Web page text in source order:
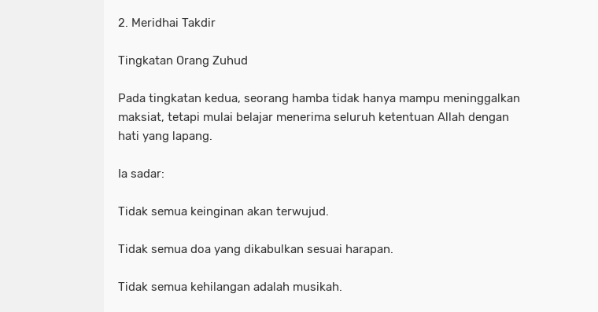
2. Meridhai Takdir
Tingkatan Orang Zuhud
Pada tingkatan kedua, seorang hamba tidak hanya mampu meninggalkan
maksiat, tetapi mulai belajar menerima seluruh ketentuan Allah dengan
hati yang lapang.
Ia sadar:
Tidak semua keinginan akan terwujud.
Tidak semua doa yang dikabulkan sesuai harapan.
Tidak semua kehilangan adalah musikah.